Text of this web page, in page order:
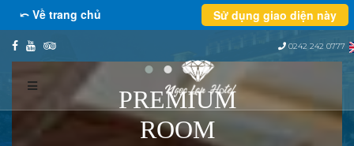
⤺ Về trang chủ Sử dụng giao diện này
0242 242 0777
PREMIUM
ROOM